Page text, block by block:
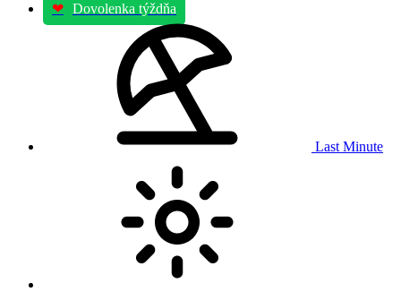
❤ Dovolenka týždňa
Last Minute